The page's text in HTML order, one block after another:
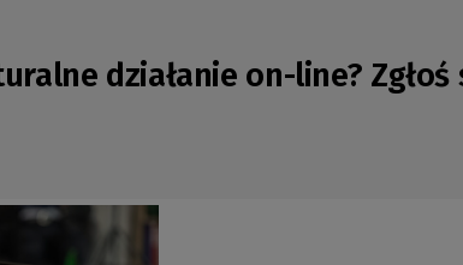
działanie on-line?